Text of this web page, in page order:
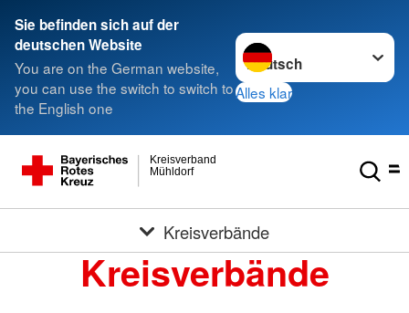
Sie befinden sich auf der
deutschen Website
You are on the German website,
you can use the switch to switch to
the English one
Sprache wechseln zu
Alles klar
Mühldorf
Kreisverband
Kreisverbände
Kreisverbände